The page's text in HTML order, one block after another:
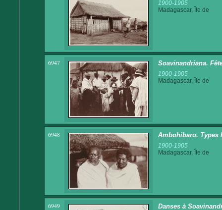
1900-1905
Madagascar, Île de
6947 Soavinandriana.
1900-1905
Madagascar, Île de
6948 Ambohibaro. Types
1900-1905
Madagascar, Île de
6949 Danses à